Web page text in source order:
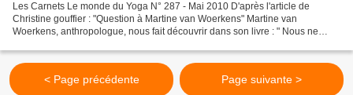
Les Carnets Le monde du Yoga N° 287 - Mai 2010 D'après l'article de
Christine gouffier : "Question à Martine van Woerkens" Martine van
Woerkens, anthropologue, nous fait découvrir dans son livre : " Nous ne
< Page précédente Page suivante >